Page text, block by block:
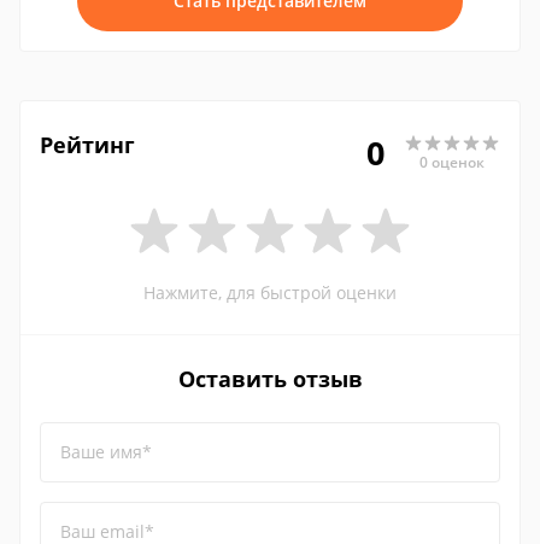
Рейтинг 0 0 оценок
Нажмите, для быстрой оценки
Оставить отзыв
Ваше имя*
Ваш email*